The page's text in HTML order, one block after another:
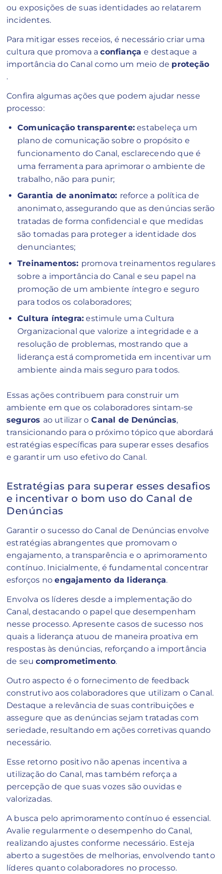
ou exposições de suas identidades ao relatarem
incidentes.
Para mitigar esses receios, é necessário criar uma
cultura que promova aconfiançae destaque a
importância do Canal como um meio de proteção
.
Confira algumas ações que podem ajudar nesse
processo:
Comunicação transparente: estabeleça um
plano de comunicação sobre o propósito e
funcionamento do Canal, esclarecendo que é
uma ferramenta para aprimorar o ambiente de
trabalho, não para punir;
Garantia de anonimato: reforce a política de
anonimato, assegurando que as denúncias serão
tratadas de forma confidencial e que medidas
são tomadas para proteger a identidade dos
denunciantes;
Treinamentos: promova treinamentos regulares
sobre a importância do Canal e seu papel na
promoção de um ambiente íntegro e seguro
para todos os colaboradores;
Cultura íntegra: estimule uma Cultura
Organizacional que valorize a integridade e a
resolução de problemas, mostrando que a
liderança está comprometida em incentivar um
ambiente ainda mais seguro para todos.
Essas ações contribuem para construir um
ambiente em que os colaboradores sintam-se
seguros ao utilizar o Canal de Denúncias,
transicionando para o próximo tópico que abordará
estratégias específicas para superar esses desafios
e garantir um uso efetivo do Canal.
Estratégias para superar esses desafios
e incentivar o bom uso do Canal de
Denúncias
Garantir o sucesso do Canal de Denúncias envolve
estratégias abrangentes que promovam o
engajamento, a transparência e o aprimoramento
contínuo. Inicialmente, é fundamental concentrar
esforços noengajamento da liderança.
Envolva os líderes desde a implementação do
Canal, destacando o papel que desempenham
nesse processo. Apresente casos de sucesso nos
quais a liderança atuou de maneira proativa em
respostas às denúncias, reforçando a importância
de seucomprometimento.
Outro aspecto é o fornecimento de feedback
construtivo aos colaboradores que utilizam o Canal.
Destaque a relevância de suas contribuições e
assegure que as denúncias sejam tratadas com
seriedade, resultando em ações corretivas quando
necessário.
Esse retorno positivo não apenas incentiva a
utilização do Canal, mas também reforça a
percepção de que suas vozes são ouvidas e
valorizadas.
A busca pelo aprimoramento contínuo é essencial.
Avalie regularmente o desempenho do Canal,
realizando ajustes conforme necessário. Esteja
aberto a sugestões de melhorias, envolvendo tanto
líderes quanto colaboradores no processo.